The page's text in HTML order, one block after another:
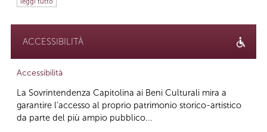
ACCESSIBILITÀ
Accessibilità
La Sovrintendenza Capitolina ai Beni Culturali mira a
garantire l’accesso al proprio patrimonio storico-artistico
da parte del più ampio pubblico...